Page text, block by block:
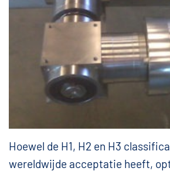
Hoewel de H1, H2 en H3
wereldwijde acceptatie heeft,